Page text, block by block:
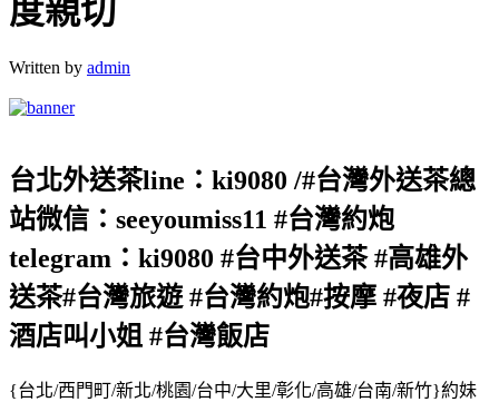
度親切
Written by admin
台北外送茶line：ki9080 /#台灣外送茶總
站微信：seeyoumiss11 #台灣約炮
telegram：ki9080 #台中外送茶 #高雄外
送茶#台灣旅遊 #台灣約炮#按摩 #夜店 #
酒店叫小姐 #台灣飯店
{台北/西門町/新北/桃園/台中/大里/彰化/高雄/台南/新竹}約妹